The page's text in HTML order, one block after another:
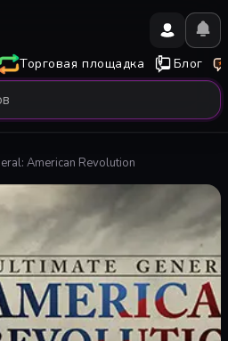
Торговая площадка Блог
American Revolution